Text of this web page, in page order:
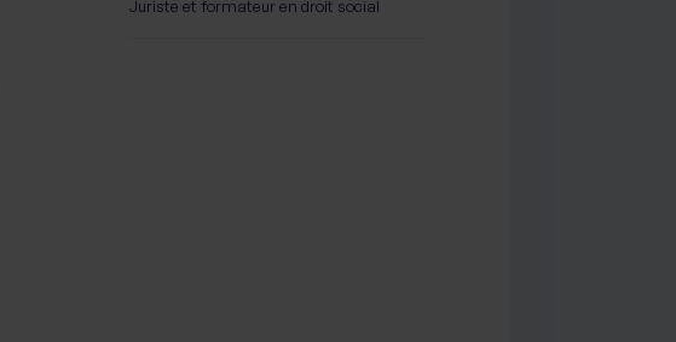
Juriste et formateur en droit social